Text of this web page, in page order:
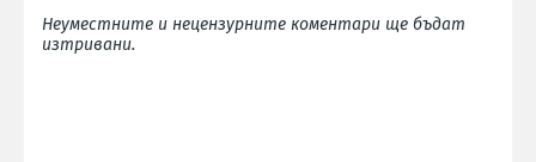
Неуместните и нецензурните коментари ще бъдат
изтривани.